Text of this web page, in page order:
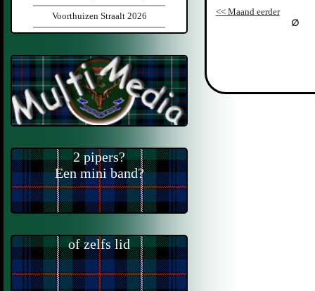
<< Maand eerder
Voorthuizen Straalt 2026
2 pipers?
Een mini band?
of zelfs lid